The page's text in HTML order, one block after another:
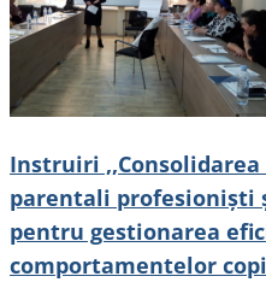
Instruiri
parentali profesioniști
pentru gestionarea
comportamentelor